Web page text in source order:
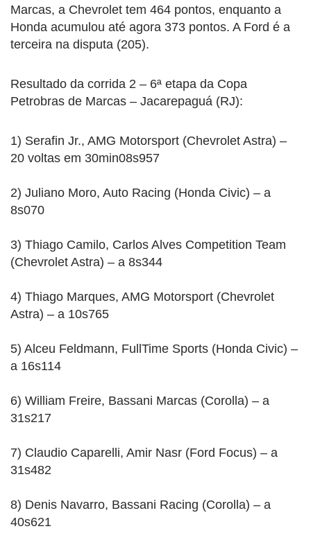
Marcas, a Chevrolet tem 464 pontos, enquanto a
Honda acumulou até agora 373 pontos. A Ford é a
terceira na disputa (205).
Resultado da corrida 2 – 6ª etapa da Copa
Petrobras de Marcas – Jacarepaguá (RJ):
1) Serafin Jr., AMG Motorsport (Chevrolet Astra) –
20 voltas em 30min08s957
2) Juliano Moro, Auto Racing (Honda Civic) – a
8s070
3) Thiago Camilo, Carlos Alves Competition Team
(Chevrolet Astra) – a 8s344
4) Thiago Marques, AMG Motorsport (Chevrolet
Astra) – a 10s765
5) Alceu Feldmann, FullTime Sports (Honda Civic) –
a 16s114
6) William Freire, Bassani Marcas (Corolla) – a
31s217
7) Claudio Caparelli, Amir Nasr (Ford Focus) – a
31s482
8) Denis Navarro, Bassani Racing (Corolla) – a
40s621